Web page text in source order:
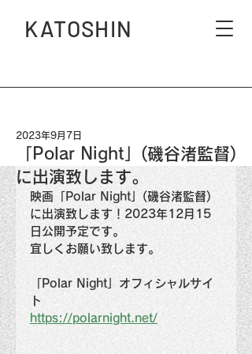
KATOSHIN
「Polar Night」(磯谷渚監督)
に出演致します。
2023年9月7日
映画「Polar Night」(磯谷渚監督)
に出演致します！2023年12月15
日公開予定です。
宜しくお願い致します。
「Polar Night」オフィシャルサイ
ト
https://polarnight.net/